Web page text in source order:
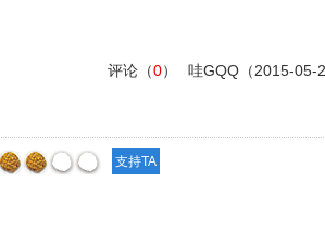
哇GQQ （2015-05-
评论（0）